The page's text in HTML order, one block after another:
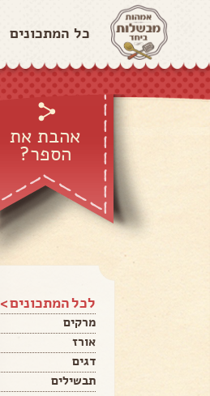
כל המתכונים
אהבת את
הספר?
לכל המתכונים >
מרקים
אורז
דגים
תבשילים